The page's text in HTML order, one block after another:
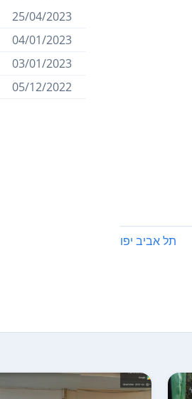
תל אביב יפו
25/04/2023
04/01/2023
03/01/2023
05/12/2022